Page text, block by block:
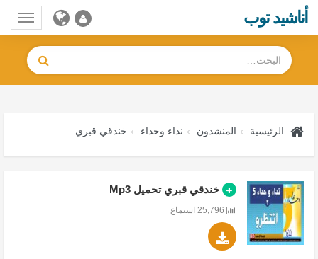
أناشيد توب
الرئيسية المنشدون نداء وحداء خندقي قبري
خندقي قبري تحميل Mp3